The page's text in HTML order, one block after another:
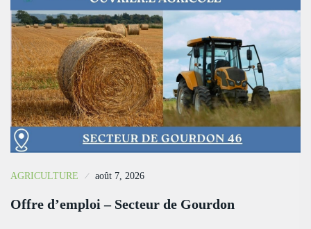
AGRICULTURE août 7, 2026
Offre d’emploi – Secteur de Gourdon